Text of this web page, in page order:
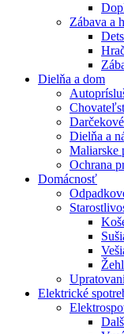
Zábava a
Dielňa a dom
Dielňa a
Maliarske
Ochrana
Domácnosť
Elektrické